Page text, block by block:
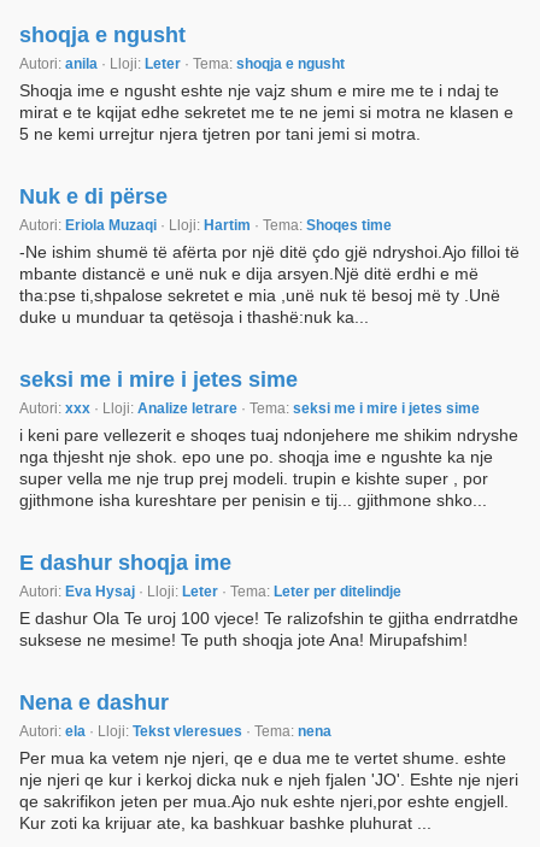
shoqja e ngusht
Autori: anila · Lloji: Leter · Tema: shoqja e ngusht
Shoqja ime e ngusht eshte nje vajz shum e mire me te i ndaj te
mirat e te kqijat edhe sekretet me te ne jemi si motra ne klasen e
5 ne kemi urrejtur njera tjetren por tani jemi si motra.
Nuk e di përse
Autori: Eriola Muzaqi · Lloji: Hartim · Tema: Shoqes time
-Ne ishim shumë të afërta por një ditë çdo gjë ndryshoi.Ajo filloi të
mbante distancë e unë nuk e dija arsyen.Një ditë erdhi e më
tha:pse ti,shpalose sekretet e mia ,unë nuk të besoj më ty .Unë
duke u munduar ta qetësoja i thashë:nuk ka...
seksi me i mire i jetes sime
Autori: xxx · Lloji: Analize letrare · Tema: seksi me i mire i jetes sime
i keni pare vellezerit e shoqes tuaj ndonjehere me shikim ndryshe
nga thjesht nje shok. epo une po. shoqja ime e ngushte ka nje
super vella me nje trup prej modeli. trupin e kishte super , por
gjithmone isha kureshtare per penisin e tij... gjithmone shko...
E dashur shoqja ime
Autori: Eva Hysaj · Lloji: Leter · Tema: Leter per ditelindje
E dashur Ola Te uroj 100 vjece! Te ralizofshin te gjitha endrratdhe
suksese ne mesime! Te puth shoqja jote Ana! Mirupafshim!
Nena e dashur
Autori: ela · Lloji: Tekst vleresues · Tema: nena
Per mua ka vetem nje njeri, qe e dua me te vertet shume. eshte
nje njeri qe kur i kerkoj dicka nuk e njeh fjalen 'JO'. Eshte nje njeri
qe sakrifikon jeten per mua.Ajo nuk eshte njeri,por eshte engjell.
Kur zoti ka krijuar ate, ka bashkuar bashke pluhurat ...